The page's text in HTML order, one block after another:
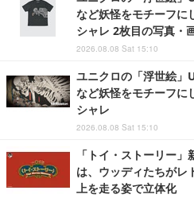
など妖怪をモチーフに
シャレ 2枚目の写真・
2026.08.08 Sat 15:10
ユニクロの「浮世絵」
など妖怪をモチーフに
シャレ
2026.08.08 Sat 15:10
「トイ・ストーリー
は、ウッディたちがレ
上を走る姿で立体化